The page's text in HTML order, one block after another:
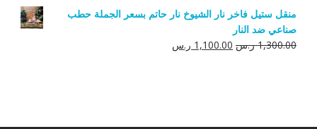
هو:
550.00 ر.س.
هو:
منقل ستيل فاخر نار الشيوخ نار حاتم بسعر الجملة حطب
صناعي ضد النار
1,300.00 ر.س السعر
1,100.00 ر.سالسعر